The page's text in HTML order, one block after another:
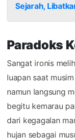
Sejarah,
Paradoks
Sangat ironis
luapan saat
namun langsung
begitu kemarau
dari kegagalan
hujan sebagai